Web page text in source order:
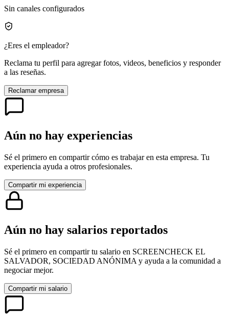
Sin canales configurados
¿Eres el empleador?
Reclama tu perfil para agregar fotos, videos, beneficios y responder
a las reseñas.
Reclamar empresa
Aún no hay experiencias
Sé el primero en compartir cómo es trabajar en esta empresa. Tu
experiencia ayuda a otros profesionales.
Compartir mi experiencia
Aún no hay salarios reportados
Sé el primero en compartir tu salario en SCREENCHECK EL
SALVADOR, SOCIEDAD ANÓNIMA y ayuda a la comunidad a
negociar mejor.
Compartir mi salario